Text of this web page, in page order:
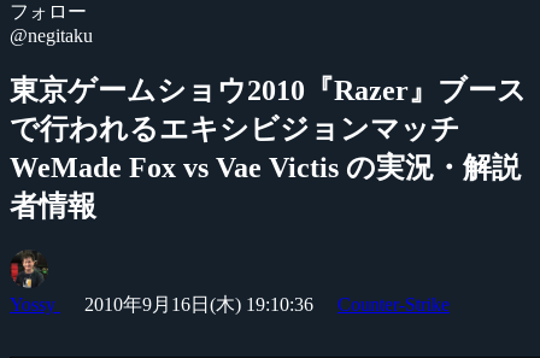
フォロー
@negitaku
東京ゲームショウ2010『Razer』ブース
で行われるエキシビジョンマッチ
WeMade Fox vs Vae Victis の実況・解説
者情報
Yossy 2010年9月16日(木) 19:10:36 Counter-Strike